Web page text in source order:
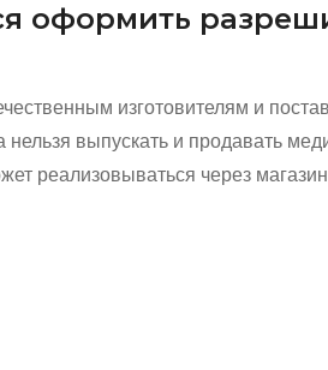
оформить
изготовителям и
нельзя выпускать и продавать
реализовываться через